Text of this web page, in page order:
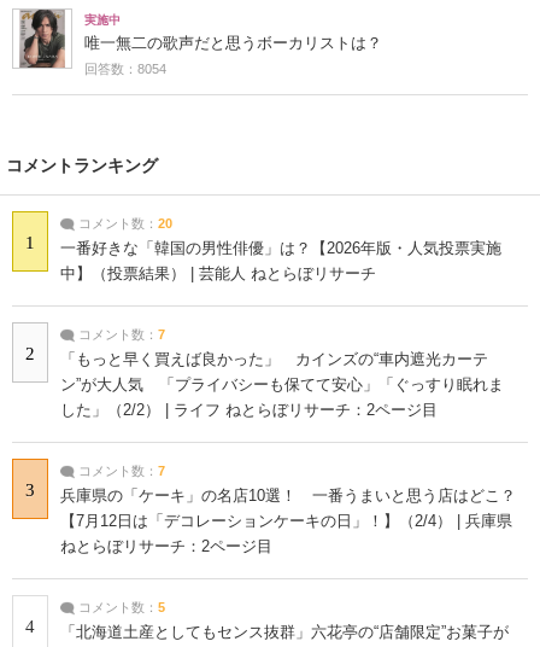
実施中
唯一無二の歌声だと思うボーカリストは？
回答数：8054
コメントランキング
1
コメント数： 20
一番好きな「韓国の男性俳優」は？【2026年版・人気投票実施
中】（投票結果） | 芸能人 ねとらぼリサーチ
2
コメント数： 7
「もっと早く買えば良かった」 カインズの“車内遮光カーテ
ン”が大人気 「プライバシーも保てて安心」「ぐっすり眠れま
した」（2/2） | ライフ ねとらぼリサーチ：2ページ目
3
コメント数： 7
兵庫県の「ケーキ」の名店10選！ 一番うまいと思う店はどこ？
【7月12日は「デコレーションケーキの日」！】（2/4） | 兵庫県
ねとらぼリサーチ：2ページ目
4
コメント数： 5
「北海道土産としてもセンス抜群」六花亭の“店舗限定”お菓子が